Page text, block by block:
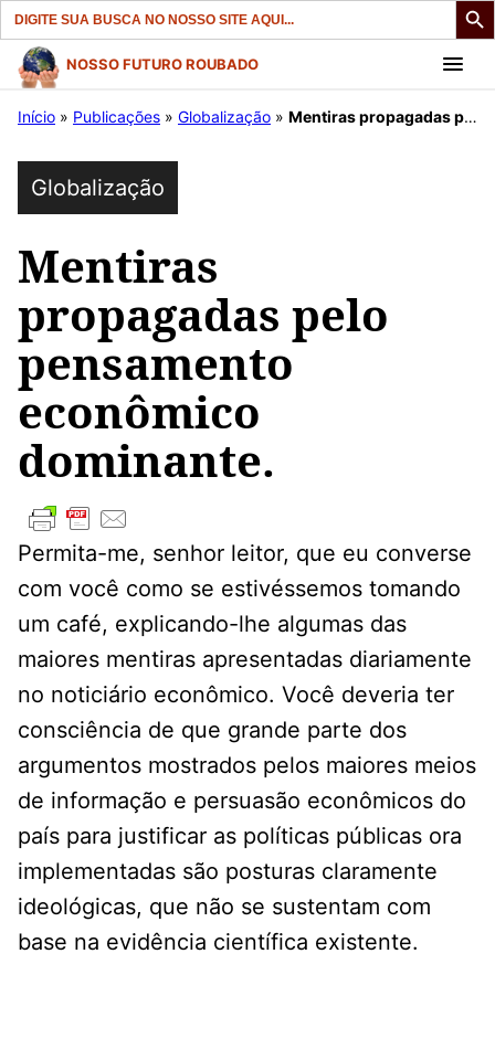
Search
for:
Pular
para
conteúdo
NOSSO FUTURO ROUBADO
Início » Publicações » Globalização » Mentiras propagadas pelo pensamento econômico dominante.
Globalização
Mentiras
propagadas pelo
pensamento
econômico
dominante.
Permita-me, senhor leitor, que eu converse
com você como se estivéssemos tomando
um café, explicando-lhe algumas das
maiores mentiras apresentadas diariamente
no noticiário econômico. Você deveria ter
consciência de que grande parte dos
argumentos mostrados pelos maiores meios
de informação e persuasão econômicos do
país para justificar as políticas públicas ora
implementadas são posturas claramente
ideológicas, que não se sustentam com
base na evidência científica existente.